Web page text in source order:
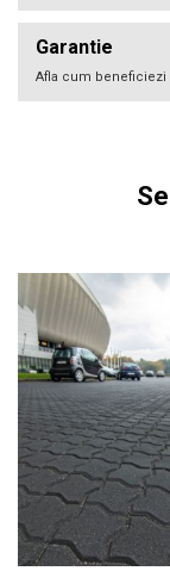
Garantie
Afla cum beneficiezi